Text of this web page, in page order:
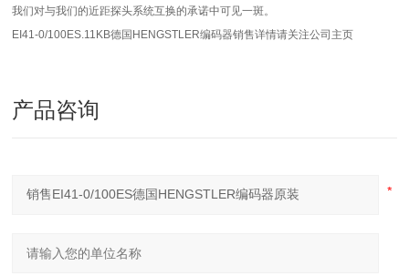
我们对与我们的近距探头系统互换的承诺中可见一斑。
EI41-0/100ES.11KB德国HENGSTLER编码器销售详情请关注公司主页
产品咨询